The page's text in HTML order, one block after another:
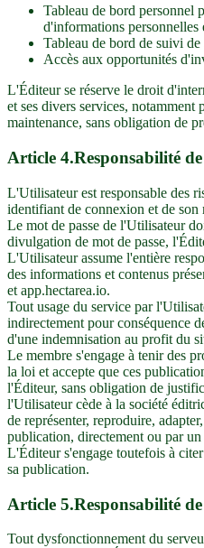
Tableau de bord personnel
d'informations
Tableau de bord de suivi de
Accès aux opportunités
L'Éditeur se réserve le droit
et ses divers services, notamment
maintenance, sans obligation de
Article 4.Responsabilité
L'Utilisateur est responsable des
identifiant de connexion et de son
Le mot de passe de l'Utilisateur
divulgation de mot de passe,
L'Utilisateur assume l'entière
des informations et contenus
et app.hectarea.io.
Tout usage du service par
indirectement pour conséquence
d'une indemnisation au profit du
Le membre s'engage à tenir des
la loi et accepte que ces
l'Éditeur, sans obligation de
l'Utilisateur cède à la société
de représenter, reproduire,
publication, directement ou par un
L'Éditeur s'engage toutefois à
sa publication.
Article 5.Responsabilité
Tout dysfonctionnement du